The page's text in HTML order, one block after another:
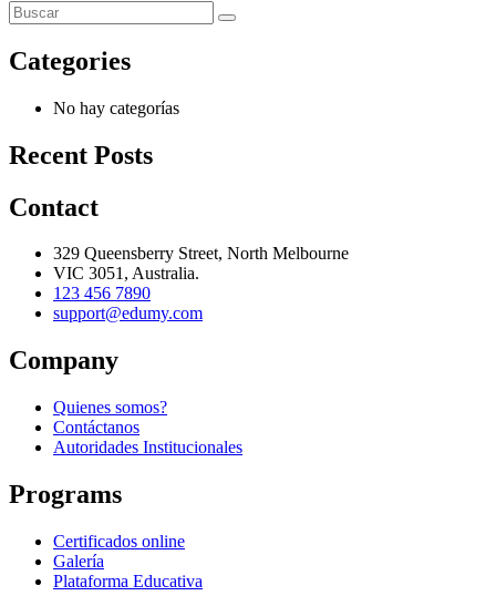
Categories
No hay categorías
Recent Posts
Contact
329 Queensberry Street, North Melbourne
VIC 3051, Australia.
123 456 7890
support@edumy.com
Company
Quienes somos?
Contáctanos
Autoridades Institucionales
Programs
Certificados online
Galería
Plataforma Educativa